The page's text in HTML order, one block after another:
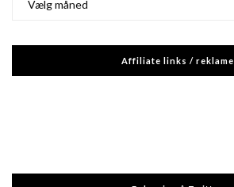
Affiliate links / reklame